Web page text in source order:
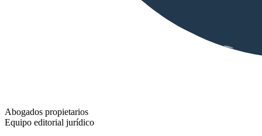
Abogados propietarios
Equipo editorial jurídico